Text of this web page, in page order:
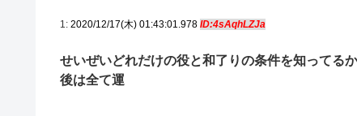
1: 2020/12/17(木) 01:43:01.978 ID:4sAqhLZJa
せいぜいどれだけの役と和了りの条件を知ってるか
後は全て運